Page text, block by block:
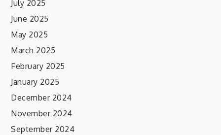
July 2025
June 2025
May 2025
March 2025
February 2025
January 2025
December 2024
November 2024
September 2024